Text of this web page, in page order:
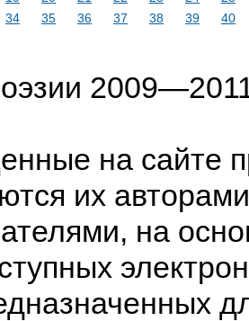
34 35 36 37 38 39 40
на сайте
их
на